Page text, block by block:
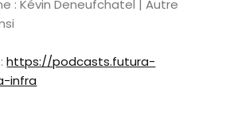
: Kévin Deneufchatel | Autre
:https://podcasts.futura-
infra